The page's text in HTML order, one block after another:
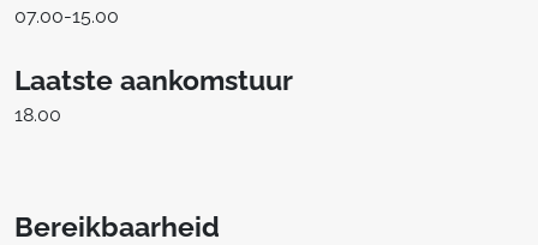
07.00-15.00
Laatste aankomstuur
18.00
Bereikbaarheid